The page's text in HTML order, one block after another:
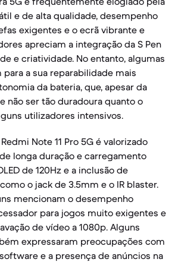
e de alta qualidade, desempenho
exigentes e o ecrã vibrante e
apreciam a integração da S Pen
e criatividade. No entanto, algumas
a sua reparabilidade mais
da bateria, que, apesar da
não ser tão duradoura quanto o
utilizadores intensivos.
Note 11 Pro 5G é valorizado
longa duração e carregamento
de 120Hz e a inclusão de
o jack de 3.5mm e o IR blaster.
mencionam o desempenho
para jogos muito exigentes e
de vídeo a 1080p. Alguns
expressaram preocupações com
e a presença de anúncios na